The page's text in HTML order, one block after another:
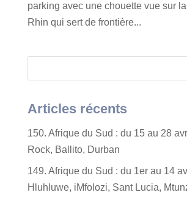
parking avec une chouette vue sur
Rhin qui sert de frontière...
Articles récents
150. Afrique du Sud : du 15 au 28
Rock, Ballito, Durban
149. Afrique du Sud : du 1er au 14
Hluhluwe, iMfolozi, Sant Lucia,